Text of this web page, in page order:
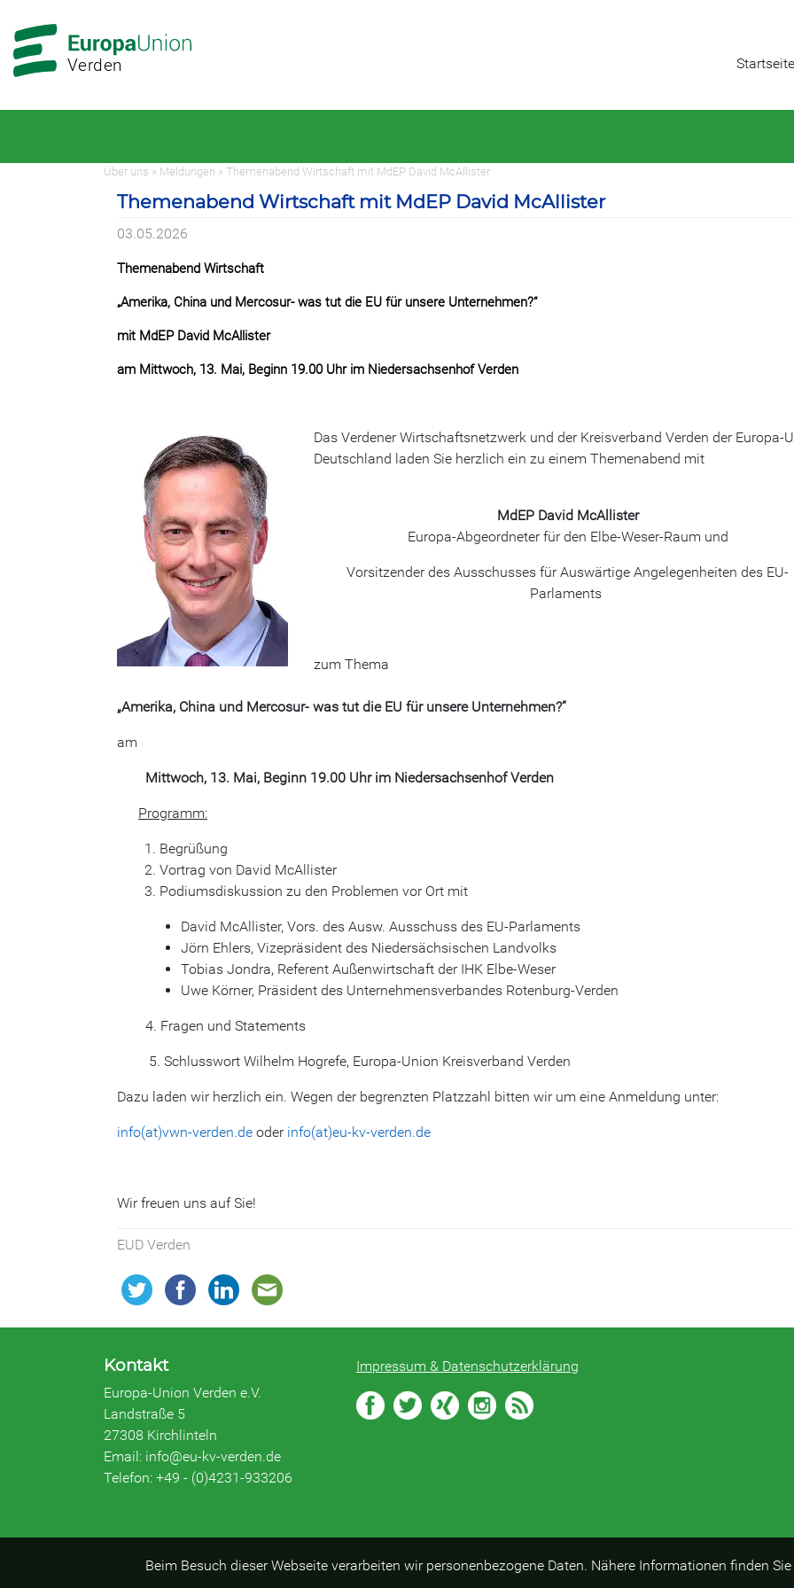
Hauptnavigation
Hauptbereich
Verden Startseite
Über uns » Meldungen » Themenabend Wirtschaft mit MdEP David McAllister
Themenabend Wirtschaft mit MdEP David McAllister
03.05.2026
Themenabend Wirtschaft
„Amerika, China und Mercosur- was tut die EU für unsere Unternehmen?“
mit MdEP David McAllister
am Mittwoch, 13. Mai, Beginn 19.00 Uhr im Niedersachsenhof Verden
Das Verdener Wirtschaftsnetzwerk und der Kreisverband Verden der Europa-
Deutschland laden Sie herzlich ein zu einem Themenabend mit
MdEP David McAllister
Europa-Abgeordneter für den Elbe-Weser-Raum und
Vorsitzender des Ausschusses für Auswärtige Angelegenheiten des EU-
Parlaments
zum Thema
„Amerika, China und Mercosur- was tut die EU für unsere Unternehmen?“
am
Mittwoch, 13. Mai, Beginn 19.00 Uhr im Niedersachsenhof Verden
Programm:
Begrüßung
Vortrag von David McAllister
Podiumsdiskussion zu den Problemen vor Ort mit
David McAllister, Vors. des Ausw. Ausschuss des EU-Parlaments
Jörn Ehlers, Vizepräsident des Niedersächsischen Landvolks
Tobias Jondra, Referent Außenwirtschaft der IHK Elbe-Weser
Uwe Körner, Präsident des Unternehmensverbandes Rotenburg-Verden
4. Fragen und Statements
5. Schlusswort Wilhelm Hogrefe, Europa-Union Kreisverband Verden
Dazu laden wir herzlich ein. Wegen der begrenzten Platzzahl bitten wir um eine Anmeldung unter:
info(at)vwn-verden.de oder info(at)eu-kv-verden.de
Wir freuen uns auf Sie!
EUD Verden
Kontakt
Europa-Union Verden e.V.
Landstraße 5
27308 Kirchlinteln
Email: info@eu-kv-verden.de
Telefon: +49 - (0)4231-933206
Impressum & Datenschutzerklärung
Beim Besuch dieser Webseite verarbeiten wir personenbezogene Daten. Nähere Informationen finden